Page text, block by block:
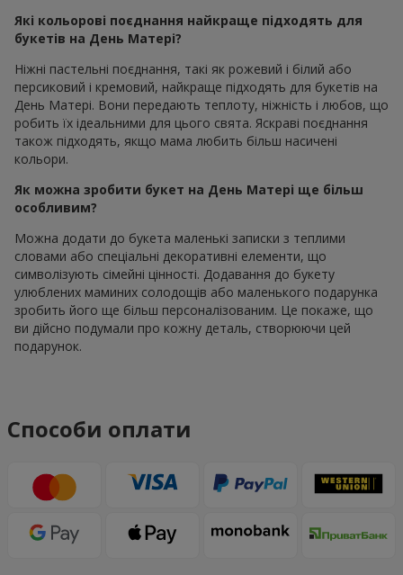
Які кольорові поєднання найкраще підходять для
букетів на День Матері?
Ніжні пастельні поєднання, такі як рожевий і білий або
персиковий і кремовий, найкраще підходять для букетів на
День Матері. Вони передають теплоту, ніжність і любов, що
робить їх ідеальними для цього свята. Яскраві поєднання
також підходять, якщо мама любить більш насичені
кольори.
Як можна зробити букет на День Матері ще більш
особливим?
Можна додати до букета маленькі записки з теплими
словами або спеціальні декоративні елементи, що
символізують сімейні цінності. Додавання до букету
улюблених маминих солодощів або маленького подарунка
зробить його ще більш персоналізованим. Це покаже, що
ви дійсно подумали про кожну деталь, створюючи цей
подарунок.
Способи оплати